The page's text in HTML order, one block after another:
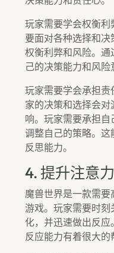
玩家需要学会权衡
要面对各种选择和决
权衡利弊和风险。通
己的决策能力和风险
玩家需要学会承担
家的决策和选择会
响。玩家需要承担
调整自己的策略。
反思能力。
4. 提升注意
魔兽世界是一款需
游戏。玩家需要时
化，并迅速做出反
反应能力有着很大的